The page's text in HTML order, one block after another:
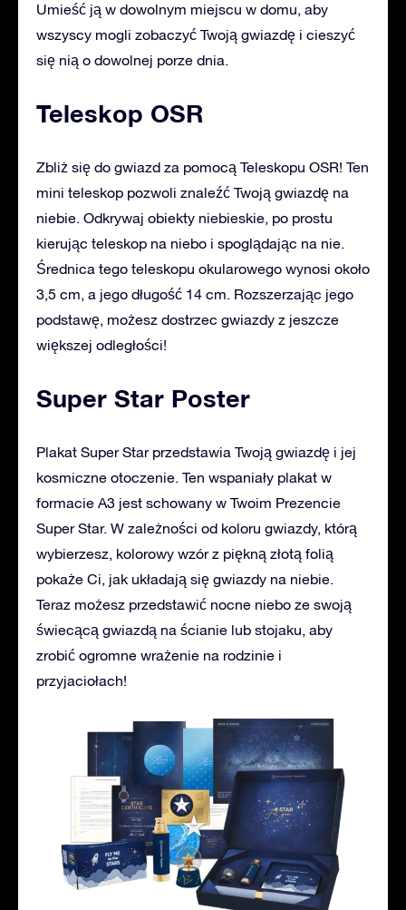
Umieść ją w dowolnym miejscu w domu, aby
wszyscy mogli zobaczyć Twoją gwiazdę i cieszyć
się nią o dowolnej porze dnia.
Teleskop OSR
Zbliż się do gwiazd za pomocą Teleskopu OSR! Ten
mini teleskop pozwoli znaleźć Twoją gwiazdę na
niebie. Odkrywaj obiekty niebieskie, po prostu
kierując teleskop na niebo i spoglądając na nie.
Średnica tego teleskopu okularowego wynosi około
3,5 cm, a jego długość 14 cm. Rozszerzając jego
podstawę, możesz dostrzec gwiazdy z jeszcze
większej odległości!
Super Star Poster
Plakat Super Star przedstawia Twoją gwiazdę i jej
kosmiczne otoczenie. Ten wspaniały plakat w
formacie A3 jest schowany w Twoim Prezencie
Super Star. W zależności od koloru gwiazdy, którą
wybierzesz, kolorowy wzór z piękną złotą folią
pokaże Ci, jak układają się gwiazdy na niebie.
Teraz możesz przedstawić nocne niebo ze swoją
świecącą gwiazdą na ścianie lub stojaku, aby
zrobić ogromne wrażenie na rodzinie i
przyjaciołach!